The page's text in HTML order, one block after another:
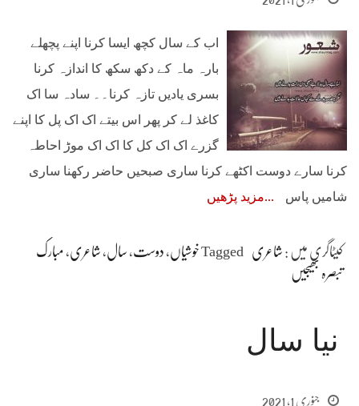
اب کے سال کچھ ایسا کرنا اپنے پچھلے
بارہ ماہ کے دکھ سکھ کا اندازہ کرنا
بسری یادیں تازہ کرنا۔۔ سادہ سا اک
کاغذ لے کر پھر اس بیتے اک اک پل کا اپنے
گزرے اک اک کل کا اک اک موڑ احاطہ
کرنا سارے دوست اکٹھے کرنا ساری صبحیں حاضر رکھنا ساری
شامیں پاس
مزید پڑھیں
کیٹاگری میں : شاعری Taggedخوشیاں، دوست، سال، شاعری، مبارک
تبصرہ بھیجیں
نیا سال
جنوری 1, 2021